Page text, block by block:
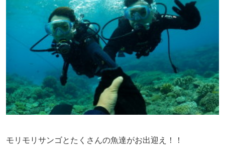
モリモリサンゴとたくさんの魚達がお出迎え！！